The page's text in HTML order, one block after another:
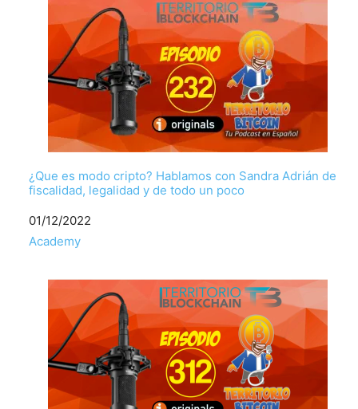
¿Que es modo cripto? Hablamos con Sandra Adrián de
fiscalidad, legalidad y de todo un poco
Fecha
01/12/2022
Respecto a
Academy